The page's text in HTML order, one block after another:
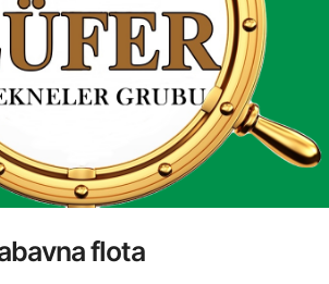
flota